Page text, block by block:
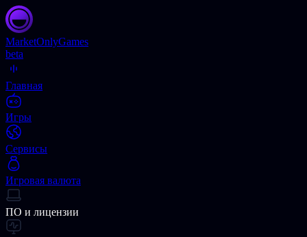
MarketOnlyGames
beta
Главная
Игры
Сервисы
Игровая валюта
ПО и лицензии